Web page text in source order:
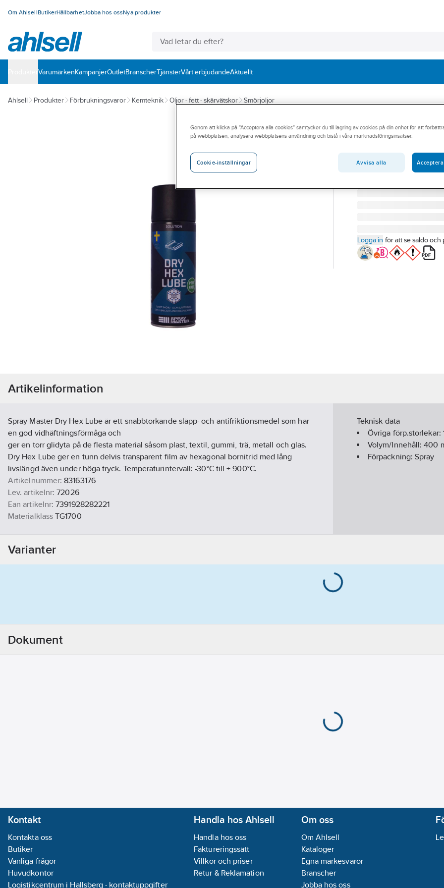
Om AhlsellButikerHållbarhetJobba hos ossNya produkter
VarumärkenKampanjerOutletBranscherTjänsterVårt erbjudandeAktuellt
Ahlsell Produkter Förbrukningsvaror Kemteknik Oljor - fett - skärvätskor Smörjoljor
SPRAY MASTER
Smörjmedel
TORRSMÖRJMEDEL
Artikelnummer:
83163176
72026
Logga in för att se saldo och
Artikelinformation
Spray Master Dry Hex Lube är ett snabbtorkande släpp- och antifriktionsmedel som har
en god vidhäftningsförmåga och
ger en torr glidyta på de flesta material såsom plast, textil, gummi, trä, metall och glas.
Dry Hex Lube ger en tunn delvis transparent film av hexagonal bornitrid med lång
livslängd även under höga tryck. Temperaturintervall: -30°C till + 900°C.
Artikelnummer: 83163176
Lev. artikelnr: 72026
Ean artikelnr: 7391928282221
Materialklass TG1700
Teknisk data
Övriga förp.storlekar:
Volym/Innehåll:400
Förpackning:Spray
Varianter
Dokument
Kontakt
Kontakta oss
Butiker
Vanliga frågor
Huvudkontor
Logistikcentrum i Hallsberg - kontaktuppgifter
Handla hos Ahlsell
Handla hos oss
Faktureringssätt
Villkor och priser
Retur & Reklamation
Om oss
Om Ahlsell
Kataloger
Egna märkesvaror
Branscher
Jobba hos oss
Genom att klicka på "Acceptera alla cookies" samtycker du till lagring av cookies på din enhet för att
på webbplatsen, analysera webbplatsens användning och bistå i våra marknadsföringsinsatser.
Cookie-inställningar Avvisa alla